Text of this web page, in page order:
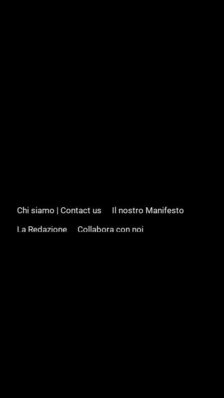
Chi siamo | Contact us
Il nostro Manifesto
La Redazione
Collabora con noi